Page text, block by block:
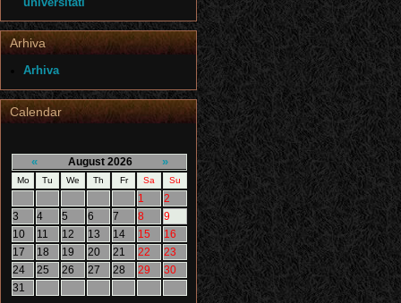
Arhiva
Arhiva
Calendar
« August 2026 »
Mo Tu We Th Fr Sa Su
1
2
3
4 5 6 7 8
9
10
11 12 13 14 15
16
17
18 19 20 21 22
23
24
25 26 27 28 29
30
31